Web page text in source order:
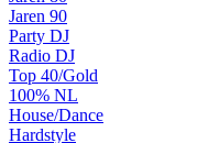
Jaren 90
Party DJ
Radio DJ
Top 40/Gold
100% NL
House/Dance
Hardstyle